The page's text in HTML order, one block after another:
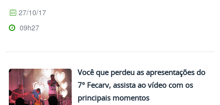
27/10/17
09h27
Você que perdeu as apresentações do
7º Fecarv, assista ao vídeo com os
principais momentos